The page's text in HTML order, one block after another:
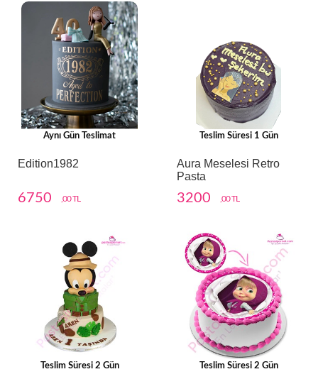
Aynı Gün Teslimat
Edition1982
6750 ,00 TL
Teslim Süresi 1 Gün
Aura Meselesi Retro
Pasta
3200 ,00 TL
Teslim Süresi 2 Gün Teslim Süresi 2 Gün